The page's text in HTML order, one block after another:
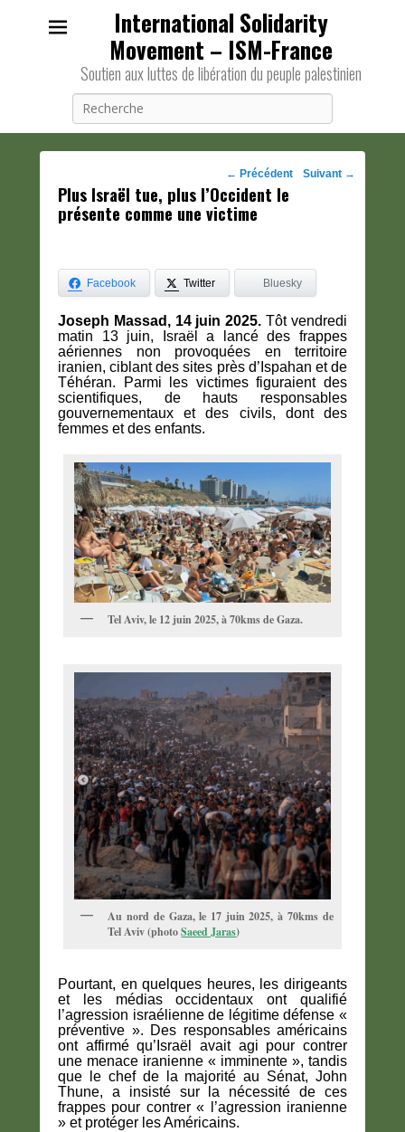
International Solidarity
Movement – ISM-France
Soutien aux luttes de libération du peuple palestinien
Navigation
des
← Précédent Suivant →
Plus Israël tue, plus l’Occident le
présente comme une victime
Facebook Twitter Bluesky
Joseph Massad, 14 juin 2025. Tôt vendredi
matin 13 juin, Israël a lancé des frappes
aériennes non provoquées en territoire
iranien, ciblant des sites près d’Ispahan et de
Téhéran. Parmi les victimes figuraient des
scientifiques, de hauts responsables
gouvernementaux et des civils, dont des
femmes et des enfants.
Tel Aviv, le 12 juin 2025, à 70kms de Gaza.
Au nord de Gaza, le 17 juin 2025, à 70kms de
Tel Aviv (photo Saeed Jaras)
Pourtant, en quelques heures, les dirigeants
et les médias occidentaux ont qualifié
l’agression israélienne de légitime défense «
préventive ». Des responsables américains
ont affirmé qu’Israël avait agi pour contrer
une menace iranienne « imminente », tandis
que le chef de la majorité au Sénat, John
Thune, a insisté sur la nécessité de ces
frappes pour contrer « l’agression iranienne
» et protéger les Américains.